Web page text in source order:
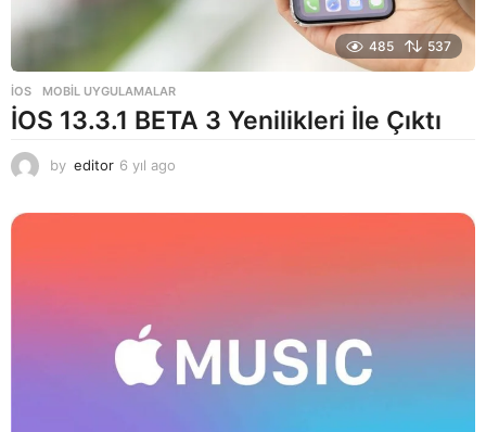
485 537
İOS ,MOBIL UYGULAMALAR
İOS 13.3.1 BETA 3 Yenilikleri İle Çıktı
by editor 6 yıl ago